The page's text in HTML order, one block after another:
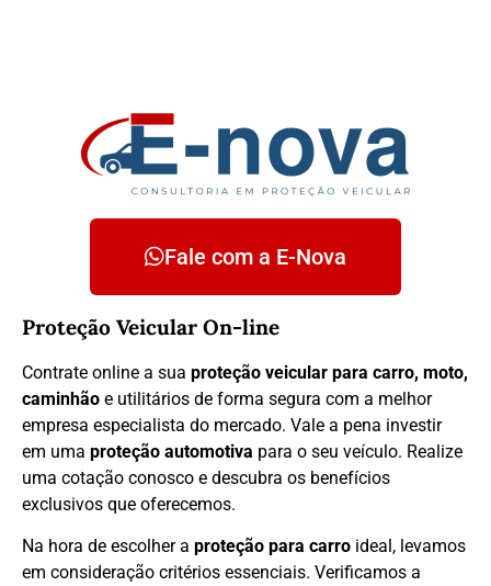
Fale com a E-Nova
Proteção Veicular On-line
Contrate online a sua proteção veicular para carro, moto,
caminhão e utilitários de forma segura com a melhor
empresa especialista do mercado. Vale a pena investir
em uma proteção automotiva para o seu veículo. Realize
uma cotação conosco e descubra os benefícios
exclusivos que oferecemos.
Na hora de escolher a proteção para carro ideal, levamos
em consideração critérios essenciais. Verificamos a